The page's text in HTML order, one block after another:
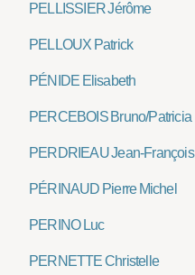
PELLISSIER Jérôme
PELLOUX Patrick
PÉNIDE Elisabeth
PERCEBOIS Bruno/Patricia
PERDRIEAU Jean-François
PÉRINAUD Pierre Michel
PERINO Luc
PERNETTE Christelle